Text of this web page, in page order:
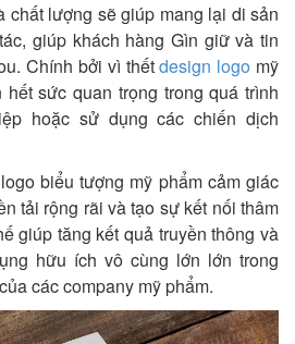
chất lượng sẽ giúp mang lại di sản
giúp khách hàng Gìn giữ và tin
Chính bởi vì thếtdesign logo mỹ
sức quan trọng trong quá trình
hoặc sử dụng các chiến dịch
biểu tượng mỹ phẩm cảm giác
tải rộng rãi và tạo sự kết nối thâm
giúp tăng kết quả truyền thông và
hữu ích vô cùng lớn lớn trong
các company mỹ phẩm.